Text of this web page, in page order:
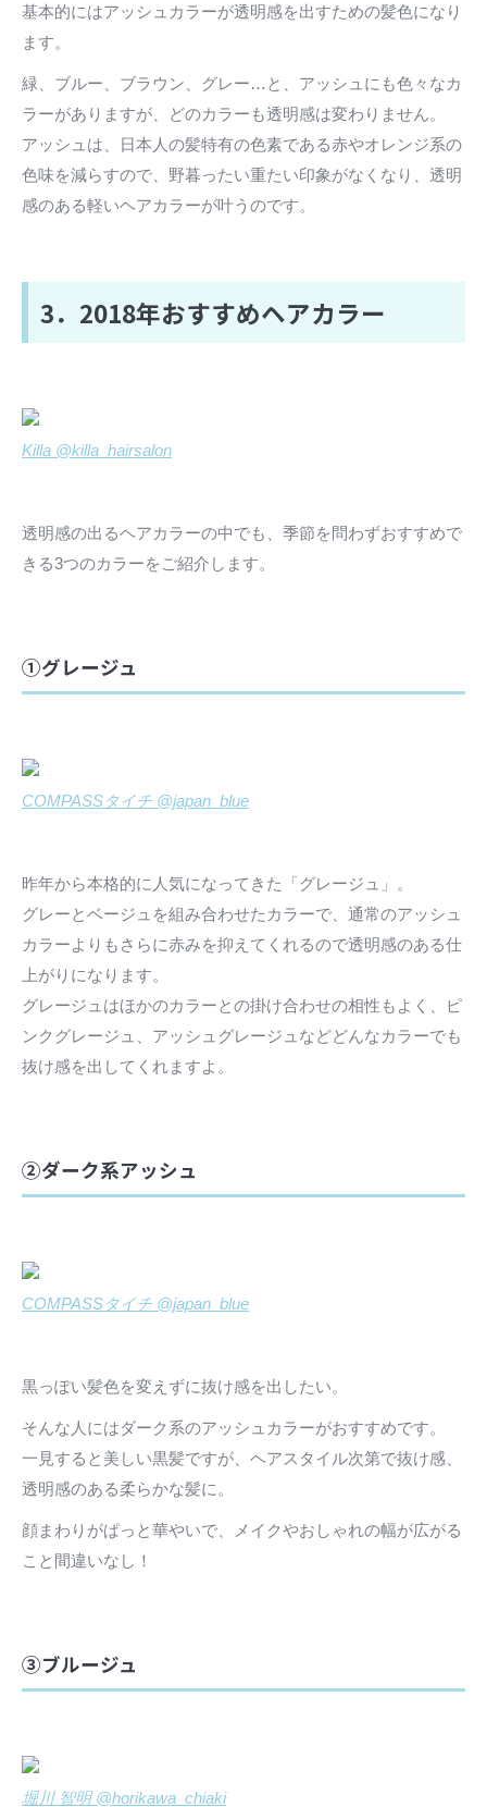
基本的にはアッシュカラーが透明感を出すための髪色になり
ます。
緑、ブルー、ブラウン、グレー…と、アッシュにも色々なカ
ラーがありますが、どのカラーも透明感は変わりません。
アッシュは、日本人の髪特有の色素である赤やオレンジ系の
色味を減らすので、野暮ったい重たい印象がなくなり、透明
感のある軽いヘアカラーが叶うのです。
3．2018年おすすめヘアカラー
Killa @killa_hairsalon
透明感の出るヘアカラーの中でも、季節を問わずおすすめで
きる3つのカラーをご紹介します。
①グレージュ
COMPASSタイチ @japan_blue
昨年から本格的に人気になってきた「グレージュ」。
グレーとベージュを組み合わせたカラーで、通常のアッシュ
カラーよりもさらに赤みを抑えてくれるので透明感のある仕
上がりになります。
グレージュはほかのカラーとの掛け合わせの相性もよく、ピ
ンクグレージュ、アッシュグレージュなどどんなカラーでも
抜け感を出してくれますよ。
②ダーク系アッシュ
COMPASSタイチ @japan_blue
黒っぽい髪色を変えずに抜け感を出したい。
そんな人にはダーク系のアッシュカラーがおすすめです。
一見すると美しい黒髪ですが、ヘアスタイル次第で抜け感、
透明感のある柔らかな髪に。
顔まわりがぱっと華やいで、メイクやおしゃれの幅が広がる
こと間違いなし！
③ブルージュ
堀川 智明 @horikawa_chiaki